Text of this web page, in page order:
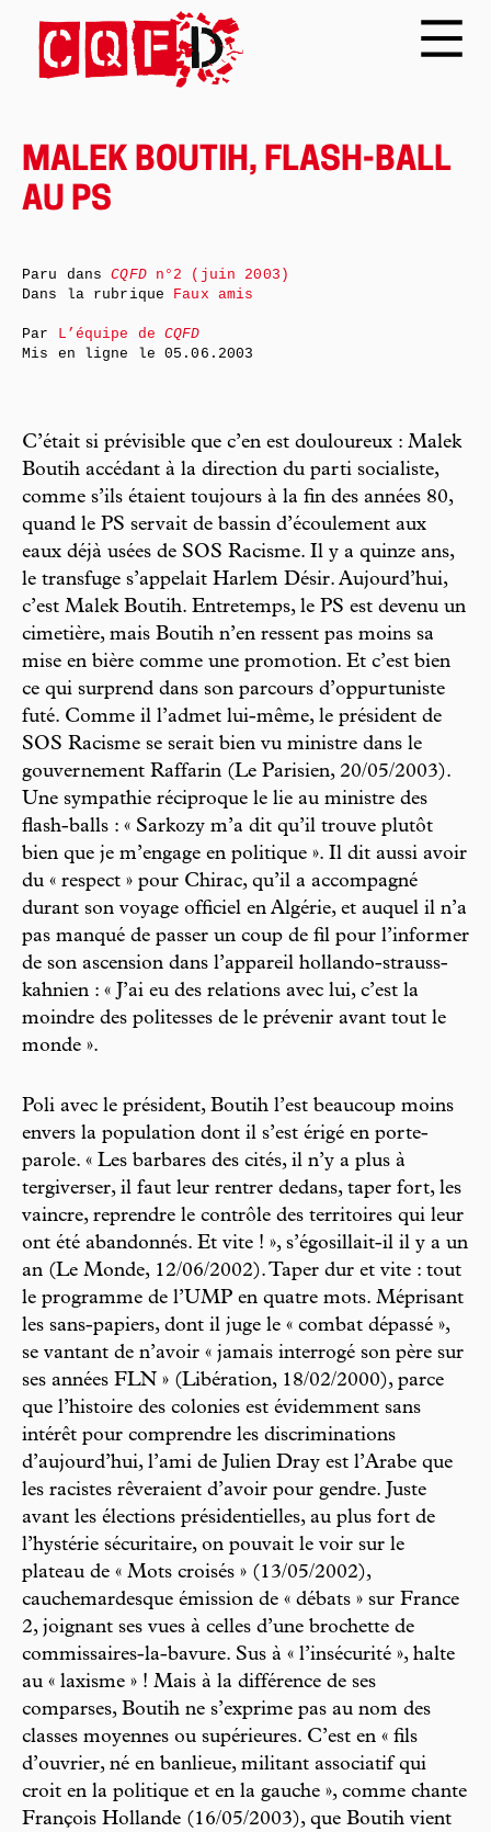
MALEK BOUTIH, FLASH-BALL
AU PS
C’était si prévisible que c’en est douloureux : Malek
Boutih accédant à la direction du parti socialiste,
comme s’ils étaient toujours à la fin des années 80,
quand le PS servait de bassin d’écoulement aux
eaux déjà usées de SOS Racisme. Il y a quinze ans,
le transfuge s’appelait Harlem Désir. Aujourd’hui,
c’est Malek Boutih. Entretemps, le PS est devenu un
cimetière, mais Boutih n’en ressent pas moins sa
mise en bière comme une promotion. Et c’est bien
ce qui surprend dans son parcours d’oppurtuniste
futé. Comme il l’admet lui-même, le président de
SOS Racisme se serait bien vu ministre dans le
gouvernement Raffarin (Le Parisien, 20/05/2003).
Une sympathie réciproque le lie au ministre des
flash-balls : « Sarkozy m’a dit qu’il trouve plutôt
bien que je m’engage en politique ». Il dit aussi avoir
du « respect » pour Chirac, qu’il a accompagné
durant son voyage officiel en Algérie, et auquel il n’a
pas manqué de passer un coup de fil pour l’informer
de son ascension dans l’appareil hollando-strauss-
kahnien : « J’ai eu des relations avec lui, c’est la
moindre des politesses de le prévenir avant tout le
monde ».
Poli avec le président, Boutih l’est beaucoup moins
envers la population dont il s’est érigé en porte-
parole. « Les barbares des cités, il n’y a plus à
tergiverser, il faut leur rentrer dedans, taper fort, les
vaincre, reprendre le contrôle des territoires qui leur
ont été abandonnés. Et vite ! », s’égosillait-il il y a un
an (Le Monde, 12/06/2002). Taper dur et vite : tout
le programme de l’UMP en quatre mots. Méprisant
les sans-papiers, dont il juge le « combat dépassé »,
se vantant de n’avoir « jamais interrogé son père sur
ses années FLN » (Libération, 18/02/2000), parce
que l’histoire des colonies est évidemment sans
intérêt pour comprendre les discriminations
d’aujourd’hui, l’ami de Julien Dray est l’Arabe que
les racistes rêveraient d’avoir pour gendre. Juste
avant les élections présidentielles, au plus fort de
l’hystérie sécuritaire, on pouvait le voir sur le
plateau de « Mots croisés » (13/05/2002),
cauchemardesque émission de « débats » sur France
2, joignant ses vues à celles d’une brochette de
commissaires-la-bavure. Sus à « l’insécurité », halte
au « laxisme » ! Mais à la différence de ses
comparses, Boutih ne s’exprime pas au nom des
classes moyennes ou supérieures. C’est en « fils
d’ouvrier, né en banlieue, militant associatif qui
croit en la politique et en la gauche », comme chante
François Hollande (16/05/2003), que Boutih vient
Paru dansCQFDn°2 (juin 2003)
Dans la rubrique Faux amis
Par L’équipe deCQFD
Mis en ligne le05.06.2003